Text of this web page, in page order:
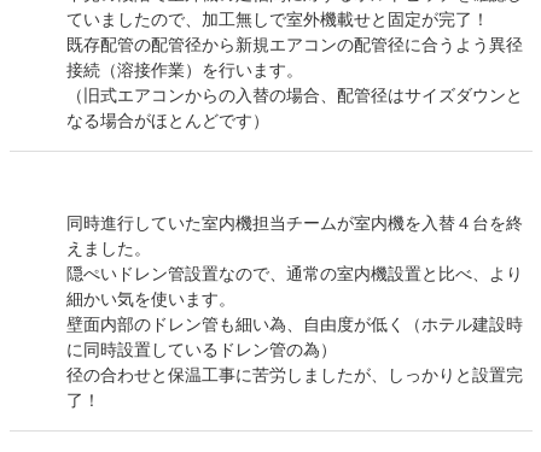
ていましたので、加工無しで室外機載せと固定が完了！
既存配管の配管径から新規エアコンの配管径に合うよう異径
接続（溶接作業）を行います。
（旧式エアコンからの入替の場合、配管径はサイズダウンと
なる場合がほとんどです）
同時進行していた室内機担当チームが室内機を入替４台を終
えました。
隠ぺいドレン管設置なので、通常の室内機設置と比べ、より
細かい気を使います。
壁面内部のドレン管も細い為、自由度が低く（ホテル建設時
に同時設置しているドレン管の為）
径の合わせと保温工事に苦労しましたが、しっかりと設置完
了！